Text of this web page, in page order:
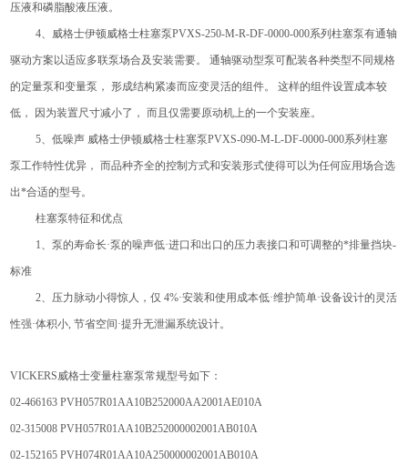
压液和磷脂酸液压液。
4、威格士伊顿威格士柱塞泵PVXS-250-M-R-DF-0000-000系列柱塞泵有通轴
驱动方案以适应多联泵场合及安装需要。 通轴驱动型泵可配装各种类型不同规格
的定量泵和变量泵， 形成结构紧凑而应变灵活的组件。 这样的组件设置成本较
低， 因为装置尺寸减小了， 而且仅需要原动机上的一个安装座。
5、低噪声 威格士伊顿威格士柱塞泵PVXS-090-M-L-DF-0000-000系列柱塞
泵工作特性优异， 而品种齐全的控制方式和安装形式使得可以为任何应用场合选
出*合适的型号。
柱塞泵特征和优点
1、泵的寿命长·泵的噪声低·进口和出口的压力表接口和可调整的*排量挡块-
标准
2、压力脉动小得惊人，仅 4%·安装和使用成本低·维护简单·设备设计的灵活
性强·体积小, 节省空间·提升无泄漏系统设计。
VICKERS威格士变量柱塞泵常规型号如下：
02-466163 PVH057R01AA10B252000AA2001AE010A
02-315008 PVH057R01AA10B252000002001AB010A
02-152165 PVH074R01AA10A250000002001AB010A